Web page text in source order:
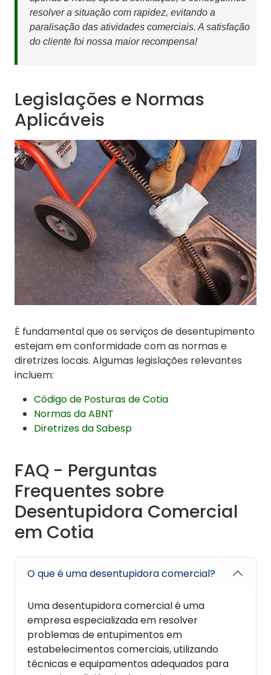
resolver a situação com rapidez, evitando a
paralisação das atividades comerciais. A satisfação
do cliente foi nossa maior recompensa!
Legislações e Normas
Aplicáveis
É fundamental que os serviços de desentupimento
estejam em conformidade com as normas e
diretrizes locais. Algumas legislações relevantes
incluem:
Código de Posturas de Cotia
Normas da ABNT
Diretrizes da Sabesp
FAQ - Perguntas
Frequentes sobre
Desentupidora Comercial
em Cotia
O que é uma desentupidora comercial?
Uma desentupidora comercial é uma
empresa especializada em resolver
problemas de entupimentos em
estabelecimentos comerciais, utilizando
técnicas e equipamentos adequados para